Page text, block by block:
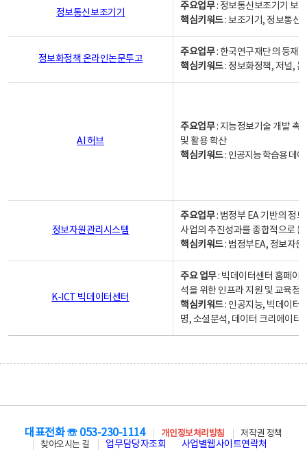
정보통신보조기기
주요업무: 정보통신보조기기 보
핵심키워드: 보조기기, 정보통신
정보화정책 온라인논문투고
주요업무: 한국연구재단의 등재
핵심키워드: 정보화정책, 저널,
AI 허브
주요업무: 지능정보기술 개발 촉
및 활용 확산
핵심키워드: 인공지능 학습용 데
정보자원관리시스템
주요업무: 범정부 EA 기반의 정
사업의 추진성과를 종합적으로
핵심키워드: 범정부EA, 정보자
K-ICT 빅데이터센터
주요 업무: 빅데이터센터 홈페이
석을 위한 인프라 지원 및 교육정
핵심키워드: 인공지능, 빅데이터,
명, 소셜분석, 데이터 크리에이터
대표전화 ☏ 053-230-1114 개인정보처리방침
저작권 정책
찾아오시는 길
업무담당자조회 사업별웹사이트연락처